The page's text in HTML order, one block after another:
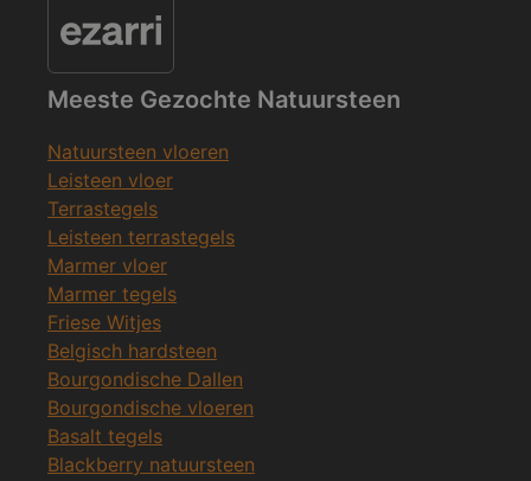
Meeste Gezochte Natuursteen
Natuursteen vloeren
Leisteen vloer
Terrastegels
Leisteen terrastegels
Marmer vloer
Marmer tegels
Friese Witjes
Belgisch hardsteen
Bourgondische Dallen
Bourgondische vloeren
Basalt tegels
Blackberry natuursteen